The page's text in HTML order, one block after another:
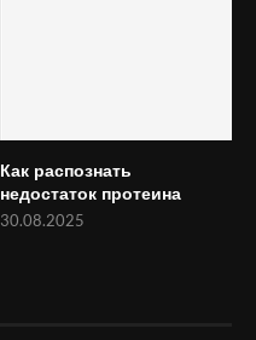
Как распознать
недостаток протеина
30.08.2025